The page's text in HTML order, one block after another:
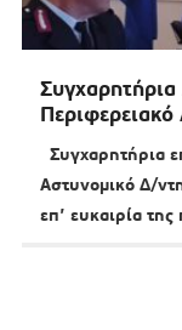
Συγχαρητήρια
Συγχαρητήρια
Αστυνομικό Δ/
επ’ ευκαιρία